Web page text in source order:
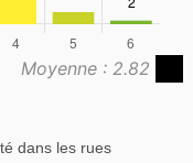
Moyenne : 2.82
dans les rues